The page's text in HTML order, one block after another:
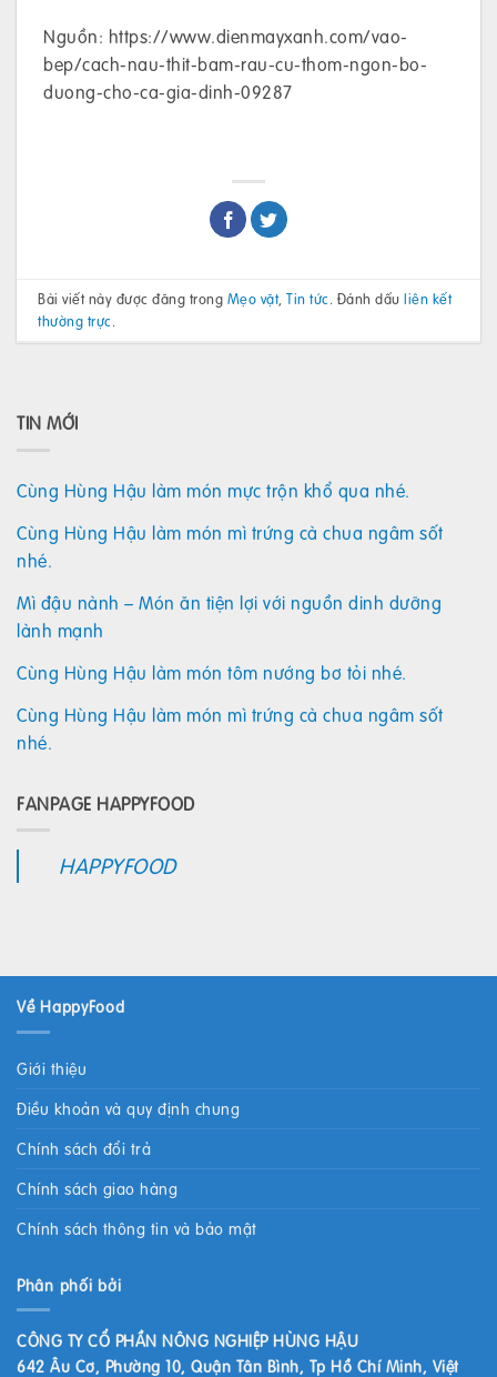
Nguồn: https://www.dienmayxanh.com/vao-
bep/cach-nau-thit-bam-rau-cu-thom-ngon-bo-
duong-cho-ca-gia-dinh-09287
Bài viết này được đăng trong Mẹo vặt,Tin tức. Đánh dấuliên kết
thường trực.
TIN MỚI
Cùng Hùng Hậu làm món mực trộn khổ qua nhé.
Cùng Hùng Hậu làm món mì trứng cà chua ngâm sốt
nhé.
Mì đậu nành – Món ăn tiện lợi với nguồn dinh dưỡng
lành mạnh
Cùng Hùng Hậu làm món tôm nướng bơ tỏi nhé.
Cùng Hùng Hậu làm món mì trứng cà chua ngâm sốt
nhé.
FANPAGE HAPPYFOOD
HAPPYFOOD
Về HappyFood
Giới thiệu
Điều khoản và quy định chung
Chính sách đổi trả
Chính sách giao hàng
Chính sách thông tin và bảo mật
Phân phối bởi
CÔNG TY CỔ PHẦN NÔNG NGHIỆP HÙNG HẬU
642 Âu Cơ, Phường 10, Quận Tân Bình, Tp Hồ Chí Minh, Việt